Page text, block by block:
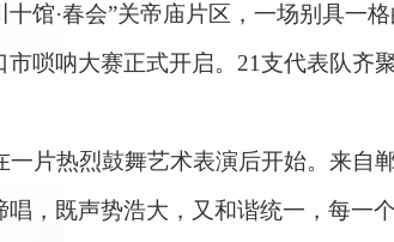
馆·春会”关帝庙片区，一场别具一
唢呐大赛正式开启。21支代表队齐
热烈鼓舞艺术表演后开始。来自
唱，既声势浩大，又和谐统一，每一